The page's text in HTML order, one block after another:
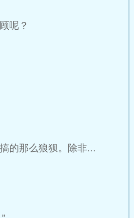
呢？
的那么狼狈。除非...